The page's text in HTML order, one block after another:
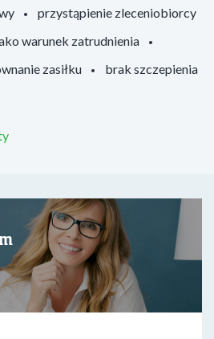
przystąpienie zleceniobiorcy
warunek zatrudnienia
zasiłku
brak szczepienia